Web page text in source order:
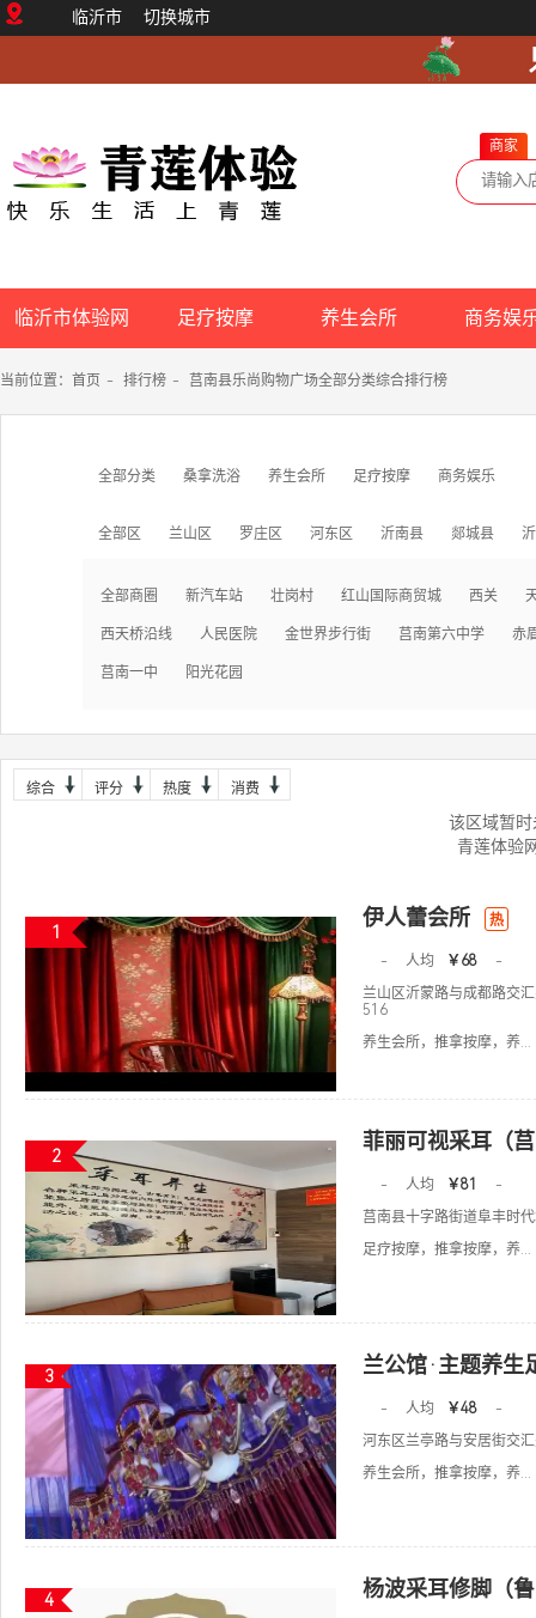
临沂市 切换城市
商家
临沂市体验网 足疗按摩 养生会所 商务娱
当前位置： 首页 - 排行榜 - 莒南县乐尚购物广场全部分类综合排行榜
全部分类 桑拿洗浴 养生会所 足疗按摩 商务娱乐
全部区 兰山区 罗庄区 河东区 沂南县 郯城县
全部商圈 新汽车站 壮岗村 红山国际商贸城 西关
西天桥沿线 人民医院 金世界步行街 莒南第六中学 赤
莒南一中 阳光花园
综合 评分 热度 消费
该区域暂
青莲体验
1
伊人蕾会所 热
- 人均 ￥68
-
兰山区沂蒙路与成都路交
516
养生会所，推拿按摩，养...
2
菲丽可视采耳（
- 人均 ￥81
-
莒南县十字路街道阜丰时
足疗按摩，推拿按摩，养...
3 兰公馆·主题养生
- 人均 ￥48
-
河东区兰亭路与安居街交
养生会所，推拿按摩，养...
4 杨波采耳修脚（